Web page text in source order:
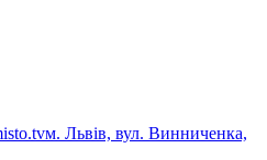
м. Львів, вул. Винниченка,